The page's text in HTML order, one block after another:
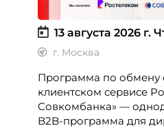
13 августа 2026 г.
г. Москва
Программа по обмену
клиентском сервисе
Совкомбанка» —
B2B-программа для